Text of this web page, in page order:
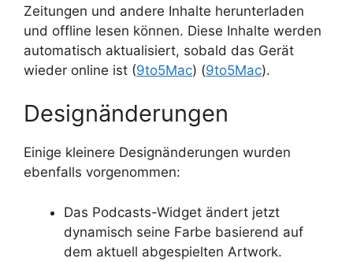
Zeitungen und andere Inhalte herunterladen
und offline lesen können. Diese Inhalte werden
automatisch aktualisiert, sobald das Gerät
wieder online ist​ (9to5Mac)​​ (9to5Mac)​.
Designänderungen
Einige kleinere Designänderungen wurden
ebenfalls vorgenommen:
Das Podcasts-Widget ändert jetzt
dynamisch seine Farbe basierend auf
dem aktuell abgespielten Artwork.